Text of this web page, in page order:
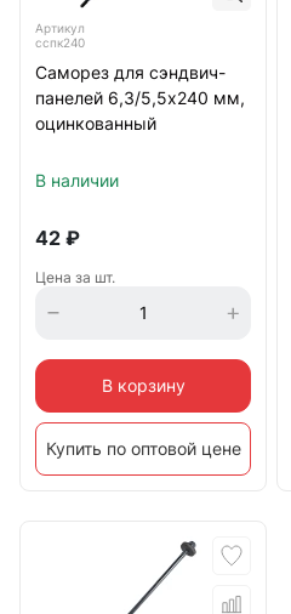
Артикул
сспк240
Саморез для сэндвич-
панелей 6,3/5,5х240 мм,
оцинкованный
В наличии
42 ₽
Цена за шт.
В корзину
Купить по оптовой цене